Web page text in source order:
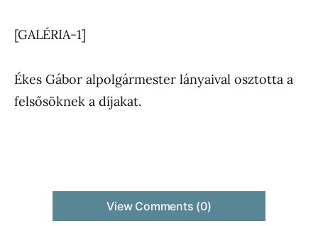
[GALÉRIA-1]
Ékes Gábor alpolgármester lányaival osztotta a
felsősöknek a díjakat.
View Comments (0)